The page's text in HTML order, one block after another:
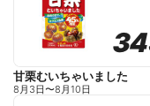
甘栗むいちゃいました
8月3日〜8月10日